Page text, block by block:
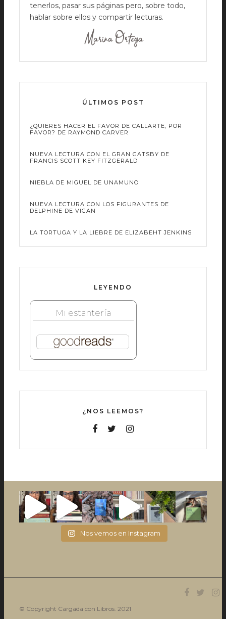
tenerlos, pasar sus páginas pero, sobre todo,
hablar sobre ellos y compartir lecturas.
ÚLTIMOS POST
¿QUIERES HACER EL FAVOR DE CALLARTE, POR
FAVOR? DE RAYMOND CARVER
NUEVA LECTURA CON EL GRAN GATSBY DE
FRANCIS SCOTT KEY FITZGERALD
NIEBLA DE MIGUEL DE UNAMUNO
NUEVA LECTURA CON LOS FIGURANTES DE
DELPHINE DE VIGAN
LA TORTUGA Y LA LIEBRE DE ELIZABEHT JENKINS
LEYENDO
Mi estantería
¿NOS LEEMOS?
Nos vemos en Instagram
© Copyright Cargada con Libros. 2021